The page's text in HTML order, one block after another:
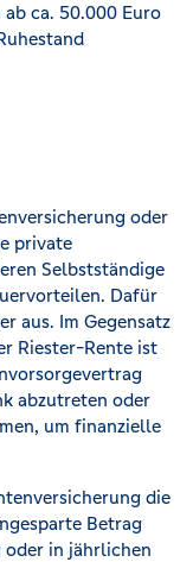
ca. 50.000 Euro
oder
private
Selbstständige
Dafür
aus. Im Gegensatz
Riester-Rente ist
abzutreten oder
um finanzielle
die
Betrag
oder in jährlichen